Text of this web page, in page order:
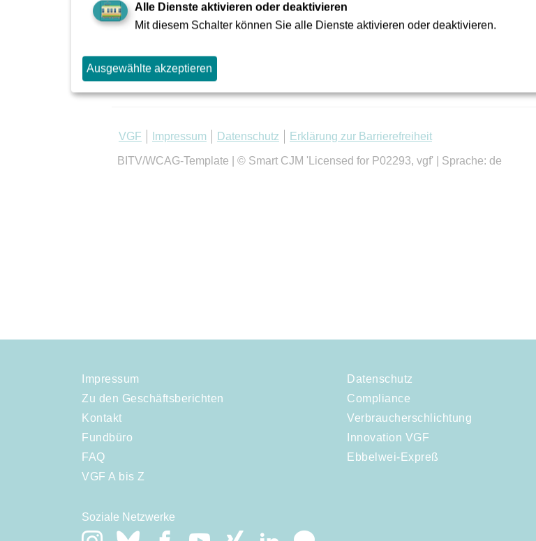
Impressum
Zu den Geschäftsberichten
Kontakt
Fundbüro
FAQ
VGF A bis Z
Datenschutz
Compliance
Verbraucherschlichtung
Innovation VGF
Ebbelwei-Expreß
Soziale Netzwerke
Alle Dienste aktivieren oder deaktivieren
Mit diesem Schalter können Sie alle Dienste aktivieren oder deaktivieren.
Ausgewählte akzeptieren